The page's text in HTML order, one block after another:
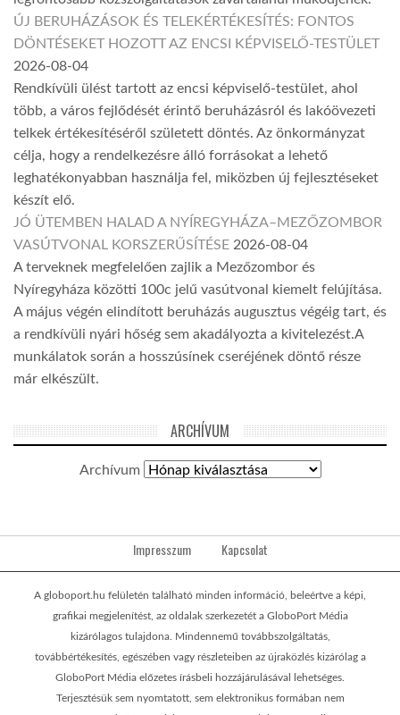
ÚJ BERUHÁZÁSOK ÉS TELEKÉRTÉKESÍTÉS: FONTOS
DÖNTÉSEKET HOZOTT AZ ENCSI KÉPVISELŐ-TESTÜLET
2026-08-04
Rendkívüli ülést tartott az encsi képviselő-testület, ahol
több, a város fejlődését érintő beruházásról és lakóövezeti
telkek értékesítéséről született döntés. Az önkormányzat
célja, hogy a rendelkezésre álló forrásokat a lehető
leghatékonyabban használja fel, miközben új fejlesztéseket
készít elő.
JÓ ÜTEMBEN HALAD A NYÍREGYHÁZA–MEZŐZOMBOR
VASÚTVONAL KORSZERŰSÍTÉSE 2026-08-04
A terveknek megfelelően zajlik a Mezőzombor és
Nyíregyháza közötti 100c jelű vasútvonal kiemelt felújítása.
A május végén elindított beruházás augusztus végéig tart, és
a rendkívüli nyári hőség sem akadályozta a kivitelezést.A
munkálatok során a hosszúsínek cseréjének döntő része
már elkészült.
ARCHÍVUM
Archívum
Impresszum Kapcsolat
A globoport.hu felületén található minden információ, beleértve a képi,
grafikai megjelenítést, az oldalak szerkezetét a GloboPort Média
kizárólagos tulajdona. Mindennemű továbbszolgáltatás,
továbbértékesítés, egészében vagy részleteiben az újraközlés kizárólag a
GloboPort Média előzetes írásbeli hozzájárulásával lehetséges.
Terjesztésük sem nyomtatott, sem elektronikus formában nem